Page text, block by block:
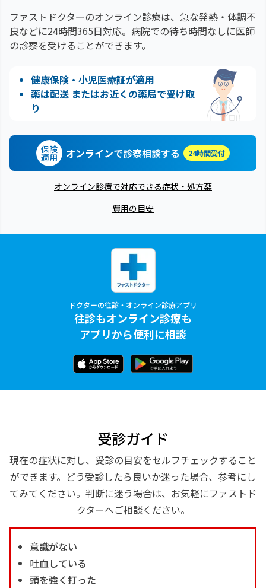
ファストドクターのオンライン診療は、急な発熱・体調不
良などに24時間365日対応。 病院での待ち時間なしに医師
の診察を受けることができます。
健康保険・小児医療証が適用
薬は配送 またはお近くの薬局で受け取
り
保険
適用 オンラインで診察相談する 24時間受付
オンライン診療で対応できる症状・処方薬
費用の目安
ドクターの往診・オンライン診療アプリ
往診もオンライン診療も
アプリから便利に相談
受診ガイド
現在の症状に対し、受診の目安をセルフチェックすること
ができます。どう受診したら良いか迷った場合、参考にし
てみてください。判断に迷う場合は、お気軽にファストド
クターへご相談ください。
意識がない
吐血している
頭を強く打った